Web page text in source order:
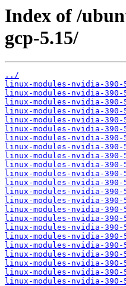
Index of /
gcp-5.15/
../
linux-modules-nvidia-
linux-modules-nvidia-
linux-modules-nvidia-
linux-modules-nvidia-
linux-modules-nvidia-
linux-modules-nvidia-
linux-modules-nvidia-
linux-modules-nvidia-
linux-modules-nvidia-
linux-modules-nvidia-
linux-modules-nvidia-
linux-modules-nvidia-
linux-modules-nvidia-
linux-modules-nvidia-
linux-modules-nvidia-
linux-modules-nvidia-
linux-modules-nvidia-
linux-modules-nvidia-
linux-modules-nvidia-
linux-modules-nvidia-
linux-modules-nvidia-
linux-modules-nvidia-
linux-modules-nvidia-